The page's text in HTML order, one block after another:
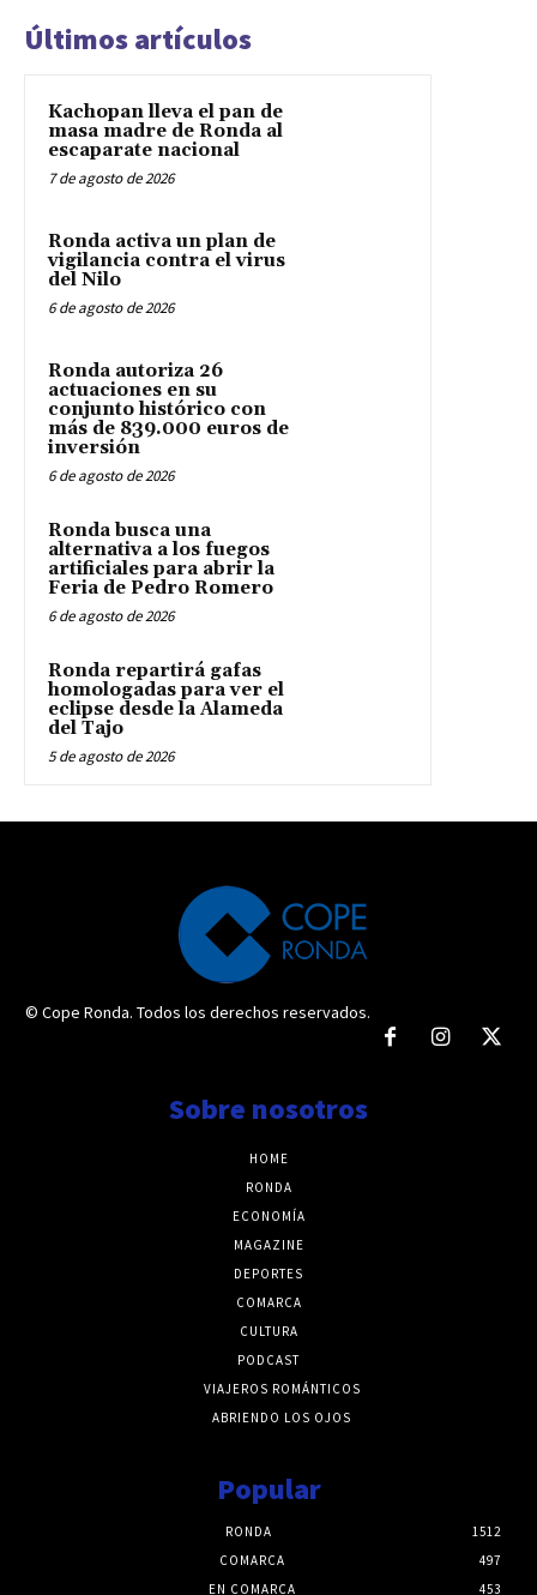
Últimos artículos
Kachopan lleva el pan de
masa madre de Ronda al
escaparate nacional
7 de agosto de 2026
Ronda activa un plan de
vigilancia contra el virus
del Nilo
6 de agosto de 2026
Ronda autoriza 26
actuaciones en su
conjunto histórico con
más de 839.000 euros de
inversión
6 de agosto de 2026
Ronda busca una
alternativa a los fuegos
artificiales para abrir la
Feria de Pedro Romero
6 de agosto de 2026
Ronda repartirá gafas
homologadas para ver el
eclipse desde la Alameda
del Tajo
5 de agosto de 2026
© Cope Ronda. Todos los derechos reservados.
Sobre nosotros
HOME
RONDA
ECONOMÍA
MAGAZINE
DEPORTES
COMARCA
CULTURA
PODCAST
VIAJEROS ROMÁNTICOS
ABRIENDO LOS OJOS
Popular
RONDA
1512
COMARCA
497
EN COMARCA
453